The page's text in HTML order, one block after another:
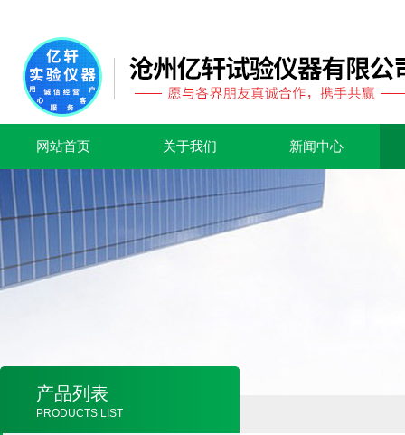
网站首页 关于我们 新闻中心
产品列表
PRODUCTS LIST